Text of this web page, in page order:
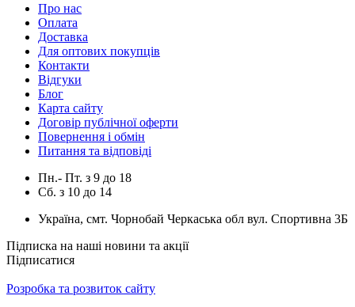
Про нас
Оплата
Доставка
Для оптових покупців
Контакти
Відгуки
Блог
Карта сайту
Договір публічної оферти
Повернення і обмін
Питання та відповіді
Пн.- Пт. з 9 до 18
Сб. з 10 до 14
Україна, смт. Чорнобай Черкаська обл вул. Спортивна 3Б
Підписка на наші новини та акції
Підписатися
Розробка та розвиток сайту